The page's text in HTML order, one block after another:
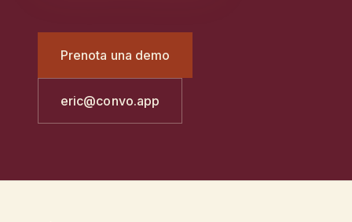
Prenota una demo
eric@convo.app